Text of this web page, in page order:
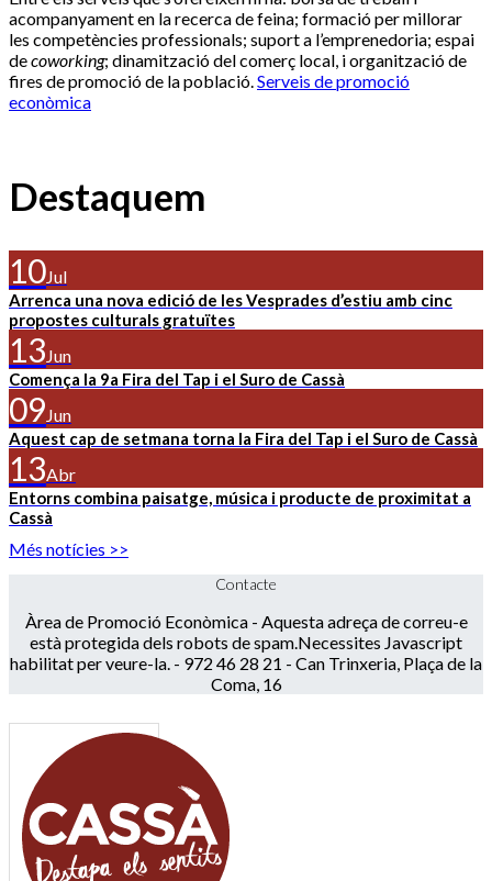
acompanyament en la recerca de feina; formació per millorar
les competències professionals; suport a l’emprenedoria; espai
decoworking; dinamització del comerç local, i organització de
fires de promoció de la població.Serveis de promoció
econòmica
Destaquem
10Jul
Arrenca una nova edició de les Vesprades d’estiu amb cinc
propostes culturals gratuïtes
13Jun
Comença la 9a Fira del Tap i el Suro de Cassà
09Jun
Aquest cap de setmana torna la Fira del Tap i el Suro de Cassà
13Abr
Entorns combina paisatge, música i producte de proximitat a
Cassà
Més notícies >>
Contacte
Àrea de Promoció Econòmica - Aquesta adreça de correu-e
està protegida dels robots de spam.Necessites Javascript
habilitat per veure-la. - 972 46 28 21 - Can Trinxeria, Plaça de la
Coma, 16